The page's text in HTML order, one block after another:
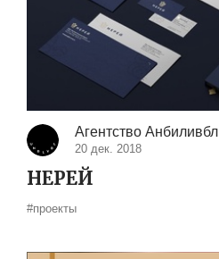
Агентство Анбиливбл
20 дек. 2018
НЕРЕЙ
#проекты